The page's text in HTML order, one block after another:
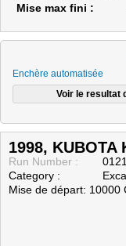
Mise max fini :
Enchère automatisée
1998, KUBOTA
Run Number :
0121
Category :
Mise de départ: 10000